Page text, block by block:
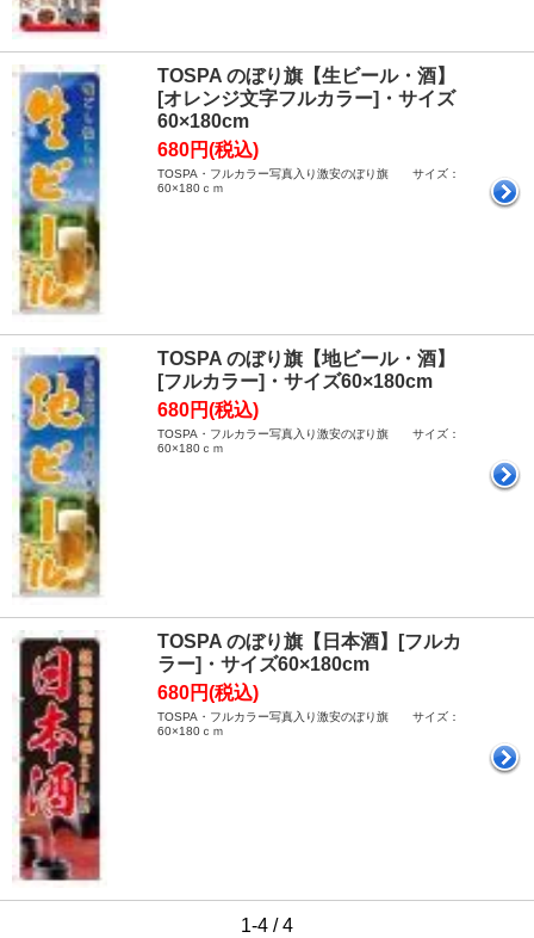
TOSPA のぼり旗【生ビール・酒】
[オレンジ文字フルカラー]・サイズ
60×180cm
680円(税込)
TOSPA・フルカラー写真入り激安のぼり旗 サイズ：
60×180ｃｍ
TOSPA のぼり旗【地ビール・酒】
[フルカラー]・サイズ60×180cm
680円(税込)
TOSPA・フルカラー写真入り激安のぼり旗 サイズ：
60×180ｃｍ
TOSPA のぼり旗【日本酒】[フルカ
ラー]・サイズ60×180cm
680円(税込)
TOSPA・フルカラー写真入り激安のぼり旗 サイズ：
60×180ｃｍ
1-4 / 4